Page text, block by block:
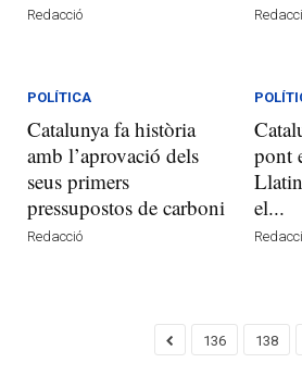
Redacció
POLÍTICA
Catalunya fa història
amb l’aprovació dels
seus primers
pressupostos de carboni
Redacció
pont
el...
136 138